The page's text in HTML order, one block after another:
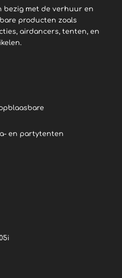
bezig met de verhuur en
producten zoals
airdancers, tenten, en
en partytenten